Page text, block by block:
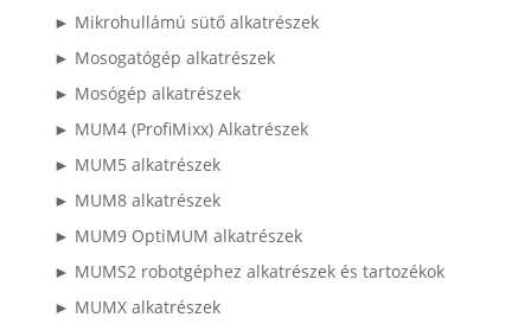
► Mikrohullámú sütő alkatrészek
► Mosogatógép alkatrészek
► Mosógép alkatrészek
► MUM4 (ProfiMixx) Alkatrészek
► MUM5 alkatrészek
► MUM8 alkatrészek
► MUM9 OptiMUM alkatrészek
► MUMS2 robotgéphez alkatrészek és tartozékok
► MUMX alkatrészek